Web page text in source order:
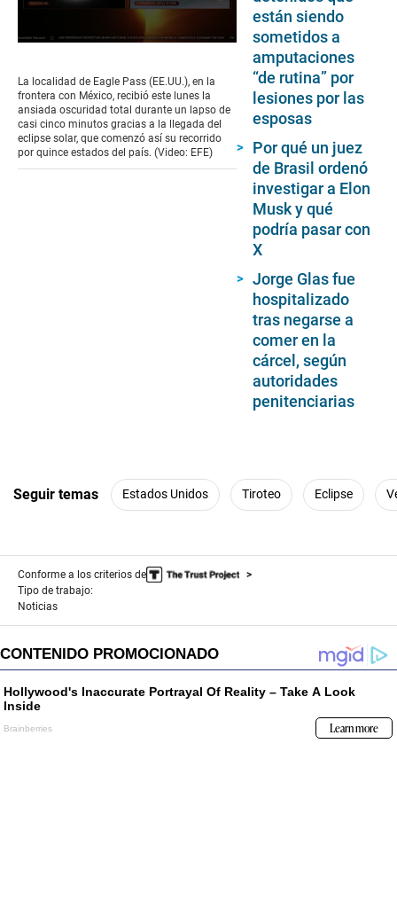
of
2
minutes,
10
seconds
La localidad de Eagle Pass (EE.UU.), en la
frontera con México, recibió este lunes la
ansiada oscuridad total durante un lapso de
casi cinco minutos gracias a la llegada del
eclipse solar, que comenzó así su recorrido
por quince estados del país. (Video: EFE)
están siendo
sometidos a
amputaciones
“de rutina” por
lesiones por las
esposas
Por qué un juez
de Brasil ordenó
investigar a Elon
Musk y qué
podría pasar con
X
Jorge Glas fue
hospitalizado
tras negarse a
comer en la
cárcel, según
autoridades
penitenciarias
Seguir temas Estados Unidos Tiroteo Eclipse
Conforme a los criterios de
Tipo de trabajo:
Noticias